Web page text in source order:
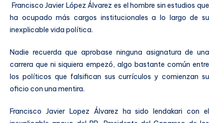
Francisco Javier López Álvarez es el hombre sin estudios que
ha ocupado más cargos institucionales a lo largo de su
inexplicable vida política.
Nadie recuerda que aprobase ninguna asignatura de una
carrera que ni siquiera empezó, algo bastante común entre
los políticos que falsifican sus currículos y comienzan su
oficio con una mentira.
Francisco Javier Lopez Álvarez ha sido lendakari con el